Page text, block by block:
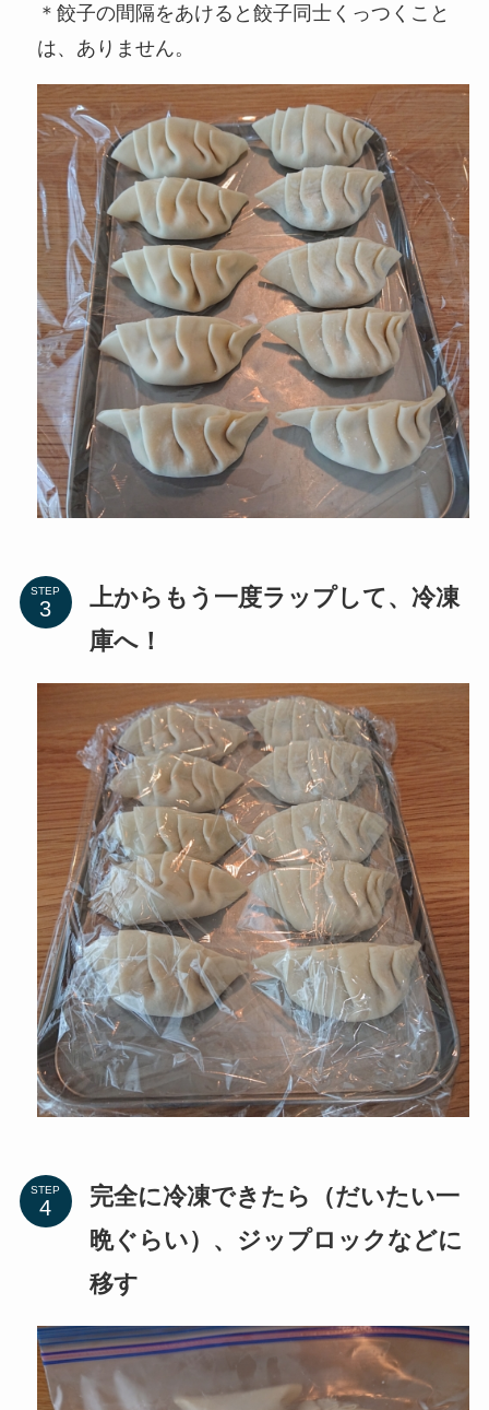
＊餃子の間隔をあけると餃子同士くっつくこと
は、ありません。
STEP
上からもう一度ラップして、冷凍
庫へ！
STEP
完全に冷凍できたら（だいたい一
晩ぐらい）、ジップロックなどに
移す